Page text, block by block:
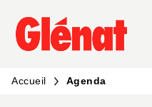
MENU RECHERCHE
PIED DE PAGE
Accueil Agenda